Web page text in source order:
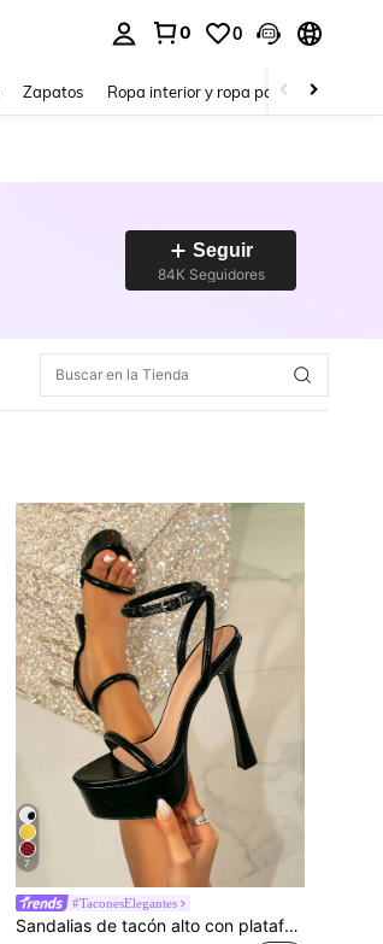
0 0
Zapatos Ropa interior y ropa para dormir
Seguir
84K Seguidores
7
#TaconesElegantes
Sandalias de tacón alto con plataforma gruesa y punta redonda de color negro, elegantes para fiestas, adecuadas para salir